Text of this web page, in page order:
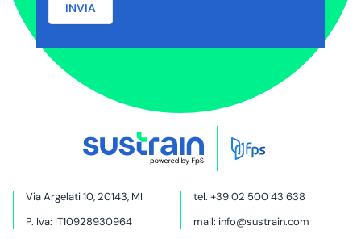
INVIA
Via Argelati 10, 20143, MI
P. Iva: IT10928930964
tel. +39 02 500 43 638
mail: info@sustrain.com